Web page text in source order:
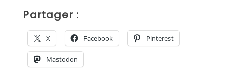
Partager :
X Facebook Pinterest
Mastodon